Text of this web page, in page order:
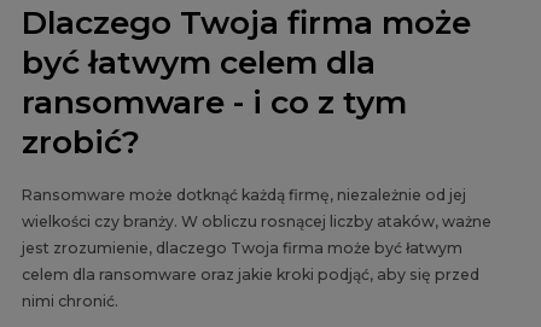
Dlaczego Twoja firma może
być łatwym celem dla
ransomware - i co z tym
zrobić?
Ransomware może dotknąć każdą firmę, niezależnie od jej
wielkości czy branży. W obliczu rosnącej liczby ataków, ważne
jest zrozumienie, dlaczego Twoja firma może być łatwym
celem dla ransomware oraz jakie kroki podjąć, aby się przed
nimi chronić.